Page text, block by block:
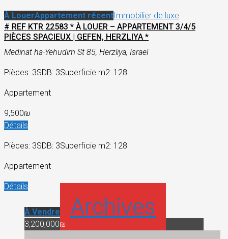
À LouerAppartement récentImmobilier de luxe
# REF KTR 22583 * À LOUER – APPARTEMENT 3/4/5
PIÈCES SPACIEUX | GEFEN, HERZLIYA *
Medinat ha-Yehudim St 85, Herzliya, Israel
Pièces: 3SDB: 3Superficie m2: 128
Appartement
9,500₪
Détails
Pièces: 3SDB: 3Superficie m2: 128
Appartement
Détails
À Vendre Archives
3,200,000₪